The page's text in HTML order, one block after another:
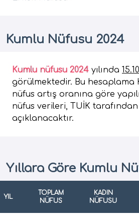
Kumlu Nüfusu 2024
Kumlu nüfusu 2024 yılında
görülmektedir. Bu hesaplama
nüfus artış oranına göre
nüfus verileri, TUİK tarafından
açıklanacaktır.
Yıllara Göre Kumlu
YIL
TOPLAM
NÜFUS
KADIN
NÜFUSU